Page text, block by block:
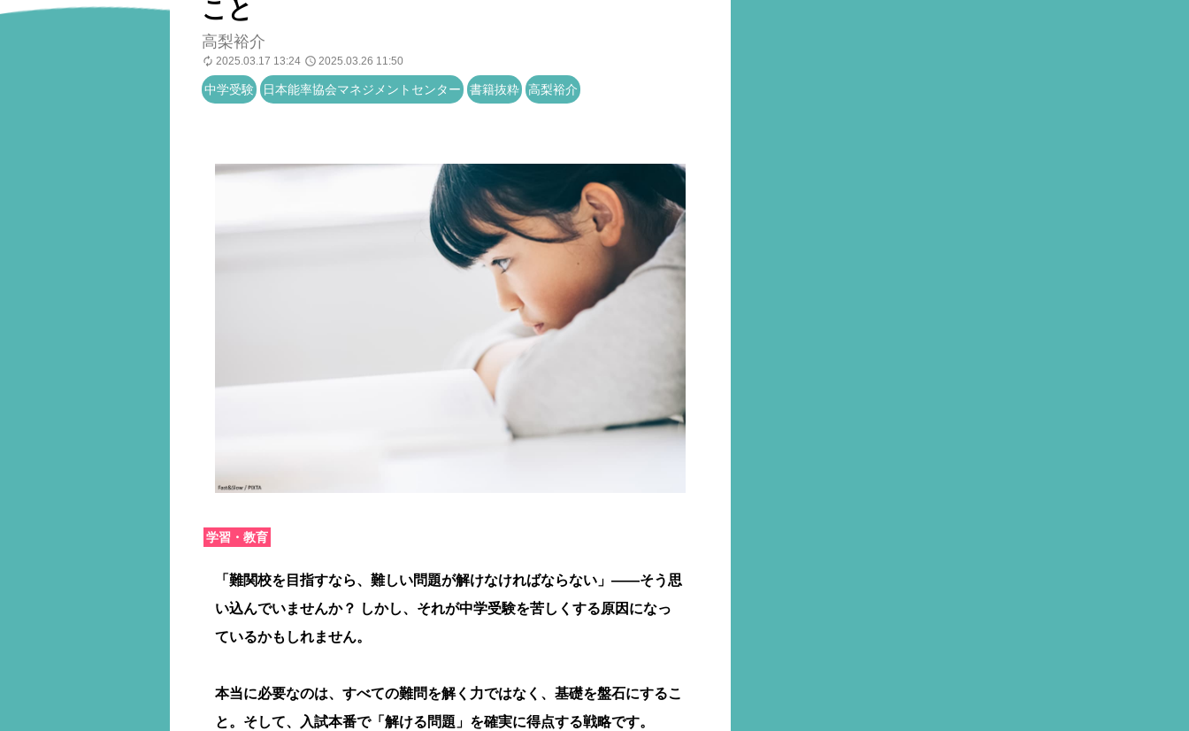
こと
高梨裕介
2025.03.17 13:24 2025.03.26 11:50
中学受験 日本能率協会マネジメントセンター 書籍抜粋 高梨裕介
学習・教育
「難関校を目指すなら、難しい問題が解けなければならない」――そう思
い込んでいませんか？ しかし、それが中学受験を苦しくする原因になっ
ているかもしれません。
本当に必要なのは、すべての難問を解く力ではなく、基礎を盤石にするこ
と。そして、入試本番で「解ける問題」を確実に得点する戦略です。